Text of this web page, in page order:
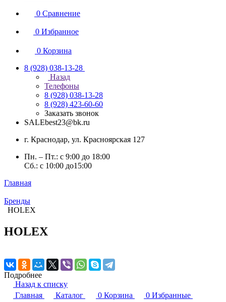
0 Сравнение
0 Избранное
0 Корзина
8 (928) 038-13-28
Назад
Телефоны
8 (928) 038-13-28
8 (928) 423-60-60
Заказать звонок
SALEbest23@bk.ru
г. Краснодар, ул. Красноярская 127
Пн. – Пт.: с 9:00 до 18:00
Сб.: с 10:00 до15:00
Главная
Бренды
HOLEX
HOLEX
Подробнее
Назад к списку
Главная
Каталог 0 Корзина 0 Избранные